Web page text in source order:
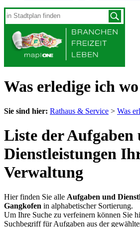
Was erledige ich wo
Sie sind hier: Rathaus & Service > Was
Liste der Aufgaben
Dienstleistungen
Verwaltung
Hier finden Sie alle Aufgaben und
Gangkofen in alphabetischer Sortierung.
Um Ihre Suche zu verfeinern können Sie
Suchbegriff für Aufgaben aus der